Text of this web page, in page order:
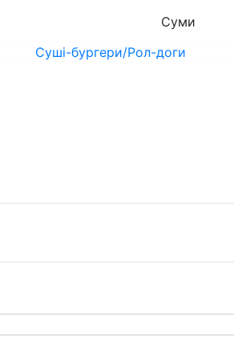
Суми
Суші-бургери/Рол-доги